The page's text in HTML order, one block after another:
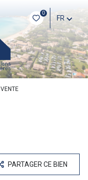
0
FR
VENTE
PARTAGER CE BIEN